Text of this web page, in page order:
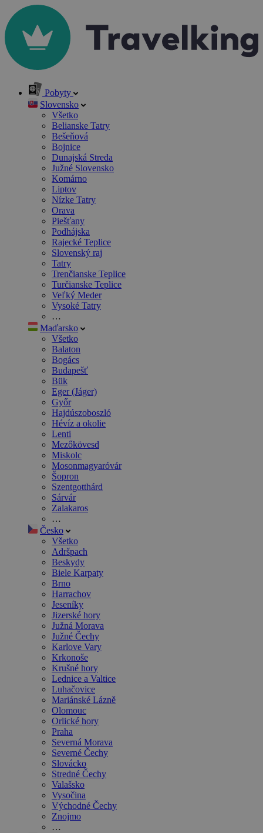
Pobyty
Slovensko
Všetko
Belianske Tatry
Bešeňová
Bojnice
Dunajská Streda
Južné Slovensko
Komárno
Liptov
Nízke Tatry
Orava
Piešťany
Podhájska
Rajecké Teplice
Slovenský raj
Tatry
Trenčianske Teplice
Turčianske Teplice
Veľký Meder
Vysoké Tatry
…
Maďarsko
Všetko
Balaton
Bogács
Budapešť
Bük
Eger (Jáger)
Győr
Hajdúszoboszló
Hévíz a okolie
Lenti
Mezőkövesd
Miskolc
Mosonmagyaróvár
Šopron
Szentgotthárd
Sárvár
Zalakaros
…
Česko
Všetko
Adršpach
Beskydy
Biele Karpaty
Brno
Harrachov
Jeseníky
Jizerské hory
Južná Morava
Južné Čechy
Karlove Vary
Krkonoše
Krušné hory
Lednice a Valtice
Luhačovice
Mariánské Lázně
Olomouc
Orlické hory
Praha
Severná Morava
Severné Čechy
Slovácko
Stredné Čechy
Valašsko
Vysočina
Východné Čechy
Znojmo
…